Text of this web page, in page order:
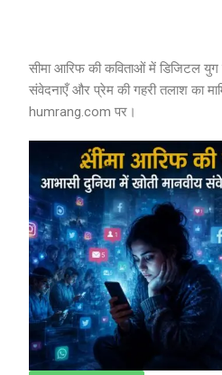
सीमा आरिफ की कविताओं में डिजिटल युग
संवेदनाएँ और प्रेम की गहरी तलाश का
humrang.com पर।